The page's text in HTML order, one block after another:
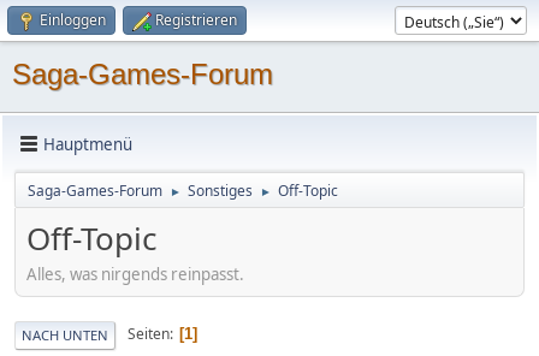
Einloggen Registrieren
Saga-Games-Forum
Hauptmenü
Saga-Games-Forum ► Sonstiges ► Off-Topic
Off-Topic
Alles, was nirgends reinpasst.
NACH UNTEN Seiten 1